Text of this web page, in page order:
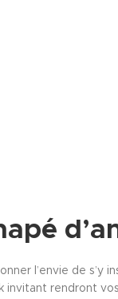
l’envie de s’y
invitant rendront